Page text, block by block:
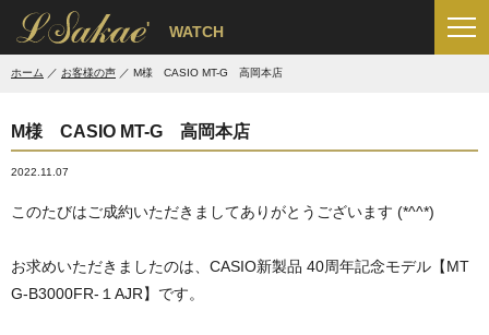
' WATCH
ホーム お客様の声 M様 CASIO MT-G 高岡本店
M様 CASIO MT-G 高岡本店
2022.11.07
このたびはご成約いただきましてありがとうございます (*^^*)
お求めいただきましたのは、CASIO新製品 40周年記念モデル【MT
G-B3000FR-１AJR】です。